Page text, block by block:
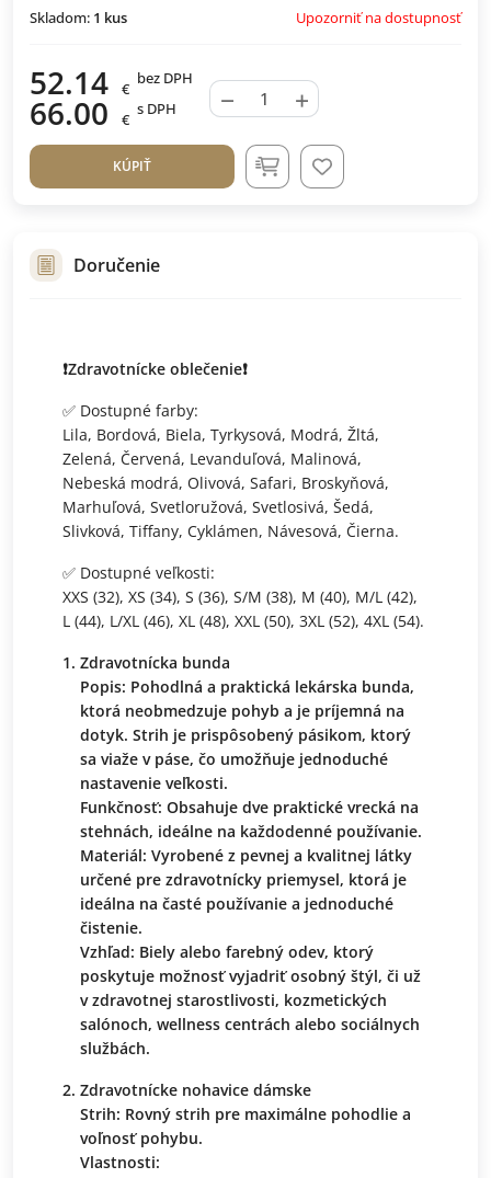
Skladom: 1 kus Upozorniť na dostupnosť
52.14 €
bez DPH
66.00 €
s DPH − +
KÚPIŤ
Doručenie
❗️Zdravotnícke oblečenie❗️
✅ Dostupné farby:
Lila, Bordová, Biela, Tyrkysová, Modrá, Žltá,
Zelená, Červená, Levanduľová, Malinová,
Nebeská modrá, Olivová, Safari, Broskyňová,
Marhuľová, Svetloružová, Svetlosivá, Šedá,
Slivková, Tiffany, Cyklámen, Návesová, Čierna.
✅ Dostupné veľkosti:
XXS (32), XS (34), S (36), S/M (38), M (40), M/L (42),
L (44), L/XL (46), XL (48), XXL (50), 3XL (52), 4XL (54).
Zdravotnícka bunda
Popis: Pohodlná a praktická lekárska bunda,
ktorá neobmedzuje pohyb a je príjemná na
dotyk. Strih je prispôsobený pásikom, ktorý
sa viaže v páse, čo umožňuje jednoduché
nastavenie veľkosti.
Funkčnosť: Obsahuje dve praktické vrecká na
stehnách, ideálne na každodenné používanie.
Materiál: Vyrobené z pevnej a kvalitnej látky
určené pre zdravotnícky priemysel, ktorá je
ideálna na časté používanie a jednoduché
čistenie.
Vzhľad: Biely alebo farebný odev, ktorý
poskytuje možnosť vyjadriť osobný štýl, či už
v zdravotnej starostlivosti, kozmetických
salónoch, wellness centrách alebo sociálnych
službách.
Zdravotnícke nohavice dámske
Strih: Rovný strih pre maximálne pohodlie a
voľnosť pohybu.
Vlastnosti: